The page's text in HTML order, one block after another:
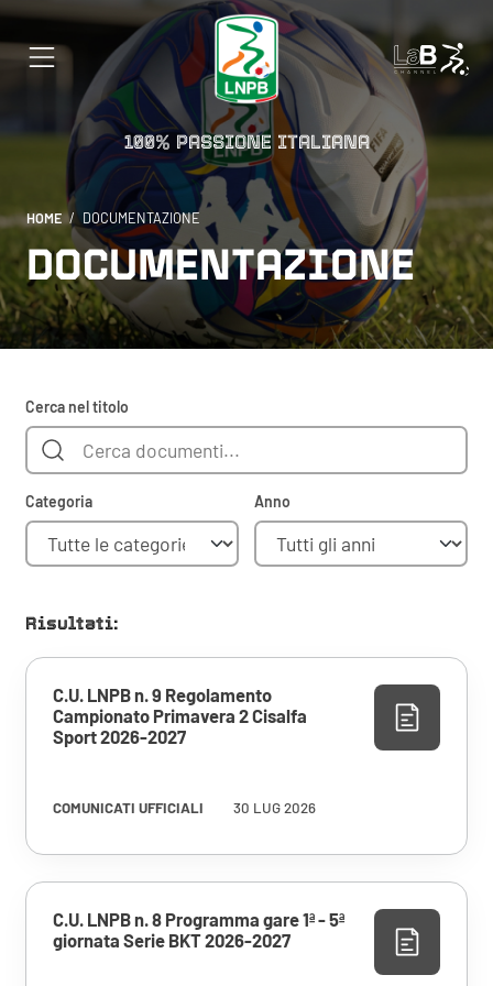
100% PASSIONE ITALIANA
HOME DOCUMENTAZIONE
DOCUMENTAZIONE
Cerca nel titolo
Categoria Anno
Risultati:
C.U. LNPB n. 9 Regolamento
Campionato Primavera 2 Cisalfa
Sport 2026-2027
COMUNICATI UFFICIALI 30 LUG 2026
C.U. LNPB n. 8 Programma gare 1ª - 5ª
giornata Serie BKT 2026-2027